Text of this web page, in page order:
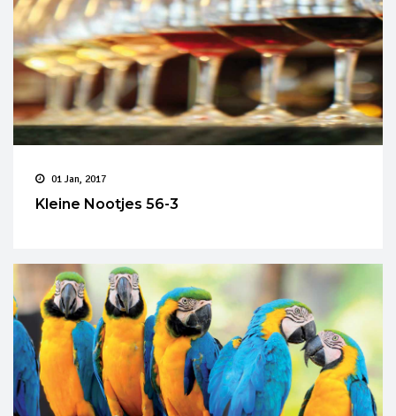
01 Jan, 2017
Kleine Nootjes 56-3